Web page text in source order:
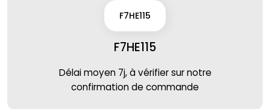
F7HE115
F7HE115
Délai moyen 7j, à vérifier sur notre
confirmation de commande